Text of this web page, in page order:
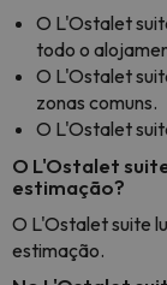
O L'Ostalet
todo o
O L'Ostalet
zonas comuns.
O L'Ostalet
O L'Ostalet
estimação?
O L'Ostalet suite
estimação.